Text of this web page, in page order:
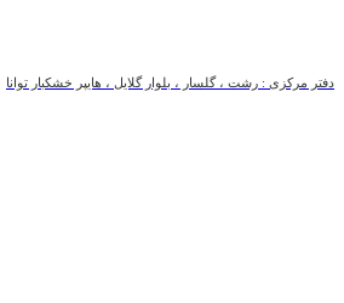
دفتر مرکزی : رشت ، گلسار ، بلوار گلایل ، هایپر خشکبار توانا